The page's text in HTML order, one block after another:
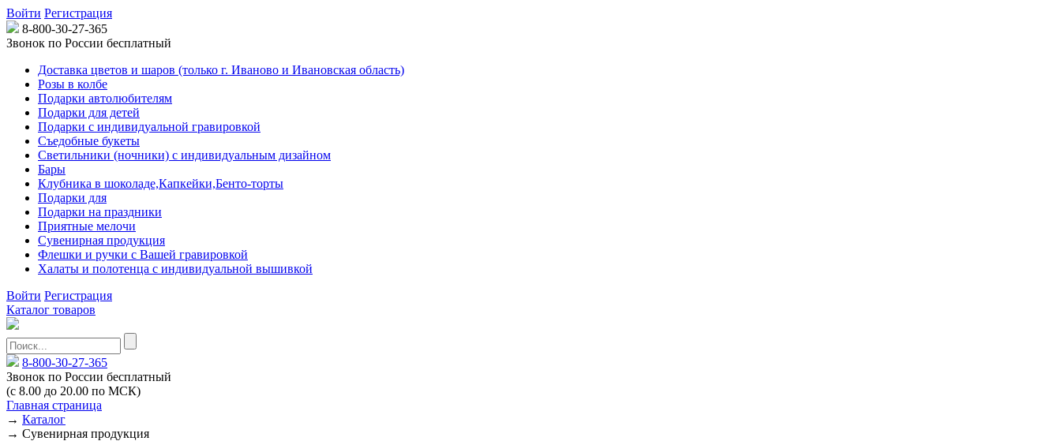
Войти Регистрация
8-800-30-27-365
Звонок по России бесплатный
Доставка цветов и шаров (только г. Иваново и Ивановская область)
Розы в колбе
Подарки автолюбителям
Подарки для детей
Подарки с индивидуальной гравировкой
Съедобные букеты
Светильники (ночники) с индивидуальным дизайном
Бары
Клубника в шоколаде,Капкейки,Бенто-торты
Подарки для
Подарки на праздники
Приятные мелочи
Сувенирная продукция
Флешки и ручки с Вашей гравировкой
Халаты и полотенца с индивидуальной вышивкой
Войти Регистрация
Каталог товаров
8-800-30-27-365
Звонок по России бесплатный
(с 8.00 до 20.00 по МСК)
Главная страница
→ Каталог
→ Сувенирная продукция